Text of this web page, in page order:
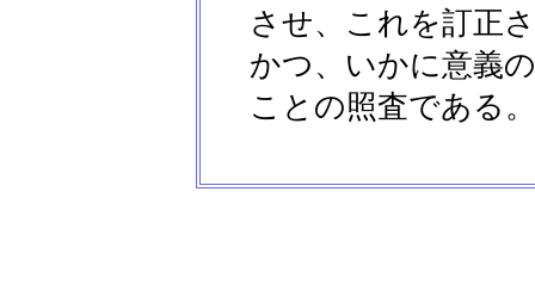
させ、これを訂正
かつ、いかに意義
ことの照査である。